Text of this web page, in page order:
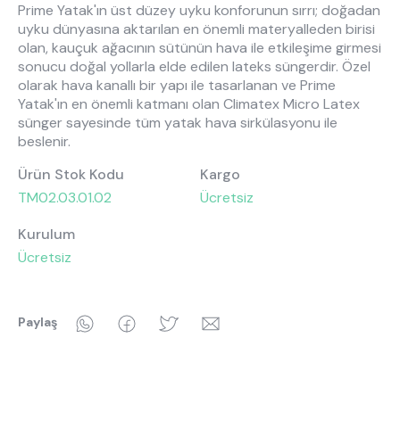
Prime Yatak'ın üst düzey uyku konforunun sırrı; doğadan
uyku dünyasına aktarılan en önemli materyalleden birisi
olan, kauçuk ağacının sütünün hava ile etkileşime girmesi
sonucu doğal yollarla elde edilen lateks süngerdir. Özel
olarak hava kanallı bir yapı ile tasarlanan ve Prime
Yatak'ın en önemli katmanı olan Climatex Micro Latex
sünger sayesinde tüm yatak hava sirkülasyonu ile
beslenir.
Ürün Stok Kodu
TM02.03.01.02
Kargo
Ücretsiz
Kurulum
Ücretsiz
Paylaş WhatsAppFacebookTwitter